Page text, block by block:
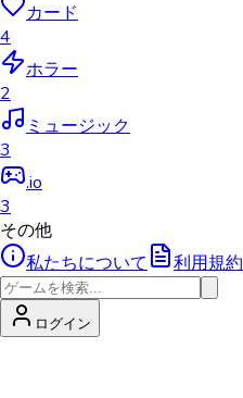
カード
4
ホラー
2
ミュージック
3
.io
3
その他
私たちについて
利用規約
ログイン